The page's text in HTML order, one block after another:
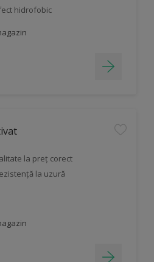
hidrofobic
la preț corect
la uzură